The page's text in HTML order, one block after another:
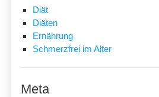
Diät
Diäten
Ernährung
Schmerzfrei im Alter
Meta